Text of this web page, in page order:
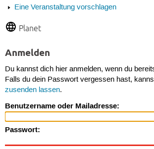
Eine Veranstaltung vorschlagen
Planet
Anmelden
Du kannst dich hier anmelden, wenn du
Falls du dein Passwort vergessen hast,
zusenden lassen.
Benutzername oder Mailadresse:
Passwort: